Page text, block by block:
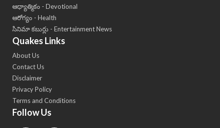
ఆధ్యాత్మికం - Devotional
ఆరోగ్యం - Health
సినిమా కబుర్లు - Entertainment News
Quakes Links
About Us
Contact Us
Disclaimer
Privacy Policy
Terms and Conditions
Follow Us